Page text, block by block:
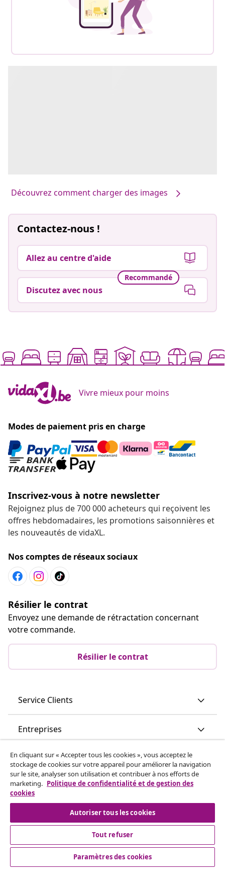
Découvrez comment charger des images
Contactez-nous !
Allez au centre d'aide
Recommandé
Discutez avec nous
Vivre mieux pour moins
Modes de paiement pris en charge
Inscrivez-vous à notre newsletter
Rejoignez plus de 700 000 acheteurs qui reçoivent les
offres hebdomadaires, les promotions saisonnières et
les nouveautés de vidaXL.
Nos comptes de réseaux sociaux
Résilier le contrat
Envoyez une demande de rétractation concernant
votre commande.
Résilier le contrat
Service Clients
Entreprises
vidaXL
Découvrez-en plus
© 2008-2026 vidaXL vidaxl.be est une boutique en ligne de
En cliquant sur « Accepter tous les cookies », vous acceptez le
stockage de cookies sur votre appareil pour améliorer la navigation
sur le site, analyser son utilisation et contribuer à nos efforts de
marketing. Politique de confidentialité et de gestion des
cookies
Autoriser tous les cookies
Tout refuser
Paramètres des cookies